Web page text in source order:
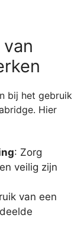
bij het gebruik
Hier
: Zorg
veilig zijn
van een